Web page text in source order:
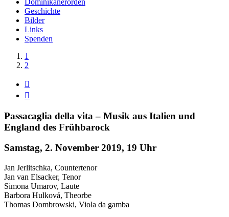
Dominikanerorden
Geschichte
Bilder
Links
Spenden
Zeige
grösseres
1
2


Passacaglia della vita – Musik aus Italien und
England des Frühbarock
Samstag, 2. November 2019, 19 Uhr
Jan Jerlitschka, Countertenor
Jan van Elsacker, Tenor
Simona Umarov, Laute
Barbora Hulková, Theorbe
Thomas Dombrowski, Viola da gamba